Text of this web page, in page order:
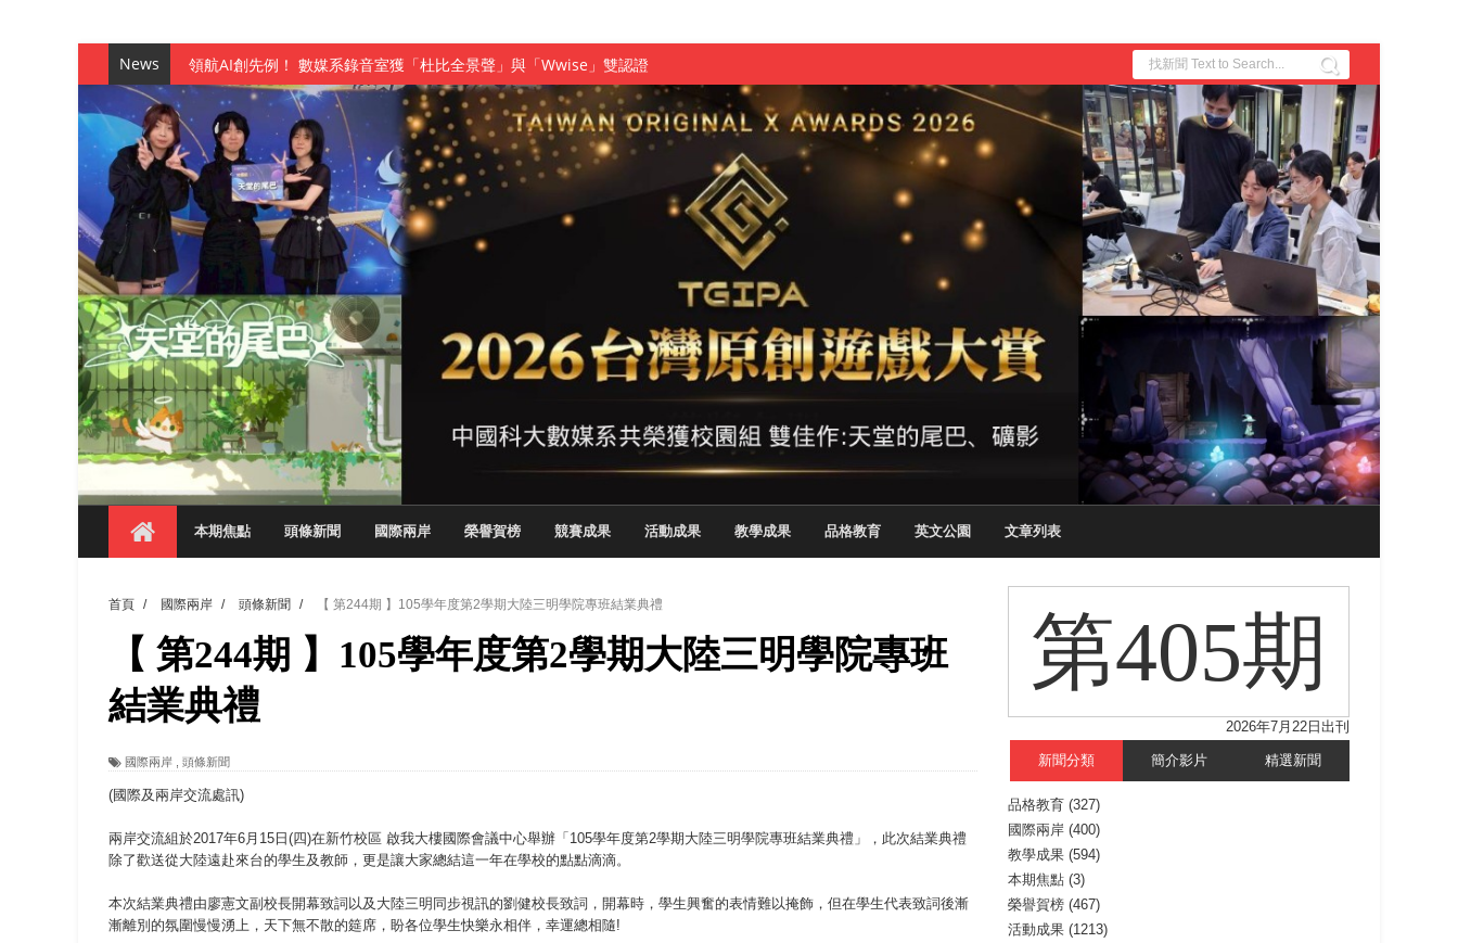
News
觀管系展現跨域創新與實作育人成效 AI智慧餐飲管家獲全國第二名
學務處舉辦「董事長『聊』心室」 上官董事長與青年學子溫馨對談 傳遞品格與智慧力量
成人之美成就學生夢想 菁英學程陪伴財金系學生蛻變成金融新星
金曲陣容強勢進駐！中國科大原民音樂成果展 燃爆傳統與現代
數媒系《天堂的尾巴》、《礦影》勇奪台灣原創遊戲大賞雙佳作
師生攜手磨練一個月！觀管系榮獲天籟盃全國大專廣播詞競賽英文組佳作
一銀彭仁主中國科大開講 解密AI時代的金融轉型與數位正義
通識教育中心主辦「114學年度AI英文自我介紹比賽」成績出爐
數據後的溫度：財金系傑出校友共議「人文素養」 點亮智慧金融時代的跨域新局
森城建設股份有限公司捐贈 嘉惠行管系莘莘學子
產學合作新里程！財金系師生參訪中租控股 探索金融實習優勢
英文公園 315期
【 第404期 】影視系榮獲59屆美國休士頓國際影展最高榮譽白金獎
【 第404期 】你抓得到我嗎？數媒系VR新創遊戲抱回金點新秀獎
【 第404期 】探索空間設計解方 室設系學子於 2026 TSID 提出具體舊建築再利用提案
【 第404期 】從創意到實踐 數媒系學生於技專校院電腦動畫競賽嶄露頭角
【 第404期 】以品格奠基、用領導領航：中國科大雙校區學生會全國賽勇奪佳績
【 第404期 】此夏，向未來！ 中國科大新竹畢典青銀共學、逐夢啟航
領航AI創先例！ 數媒系錄音室獲「杜比全景聲」與「Wwise」雙認證
本期焦點 頭條新聞 國際兩岸 榮譽賀榜 競賽成果 活動成果 教學成果 品格教育 英文公園 文章列表
首頁 / 國際兩岸 / 頭條新聞 / 【 第244期 】105學年度第2學期大陸三明學院專班結業典禮
【 第244期 】105學年度第2學期大陸三明學院專班
結業典禮
國際兩岸 頭條新聞
(國際及兩岸交流處訊)
兩岸交流組於2017年6月15日(四)在新竹校區 啟我大樓國際會議中心舉辦「105學年度第2學期大陸三明學院專班結業典禮」，此次結業典禮
除了歡送從大陸遠赴來台的學生及教師，更是讓大家總結這一年在學校的點點滴滴。
本次結業典禮由廖憲文副校長開幕致詞以及大陸三明同步視訊的劉健校長致詞，開幕時，學生興奮的表情難以掩飾，但在學生代表致詞後漸
漸離別的氛圍慢慢湧上，天下無不散的筵席，盼各位學生快樂永相伴，幸運總相隨!
第405期
2026年7月22日出刊
新聞分類 簡介影片 精選新聞
品格教育 (327)
國際兩岸 (400)
教學成果 (594)
本期焦點 (3)
榮譽賀榜 (467)
活動成果 (1213)